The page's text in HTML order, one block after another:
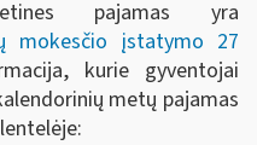
pajamas yra
mokesčio įstatymo 27
kurie gyventojai
metų pajamas